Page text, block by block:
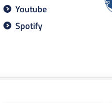
Youtube
Spotify